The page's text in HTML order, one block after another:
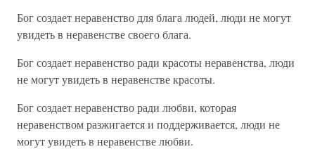
Бог создает неравенство для блага людей, люди не могут
увидеть в неравенстве своего блага.
Бог создает неравенство ради красоты неравенства, люди
не могут увидеть в неравенстве красоты.
Бог создает неравенство ради любви, которая
неравенством разжигается и поддерживается, люди не
могут увидеть в неравенстве любви.